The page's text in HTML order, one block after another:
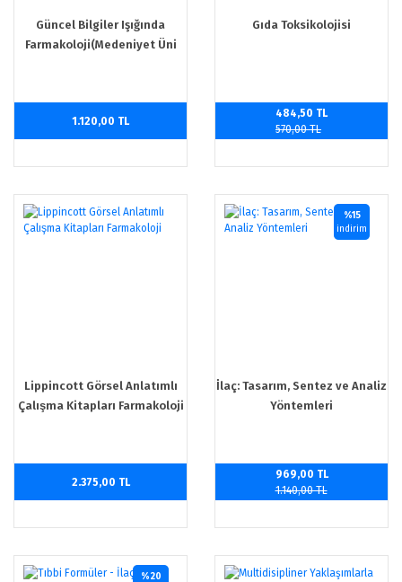
Güncel Bilgiler Işığında
Farmakoloji(Medeniyet Üni
1.120,00 TL
Gıda Toksikolojisi
484,50 TL
570,00 TL
Lippincott Görsel Anlatımlı
Çalışma Kitapları Farmakoloji
2.375,00 TL
İlaç: Tasarım, Sentez ve Analiz
Yöntemleri
%15
indirim
969,00 TL
1.140,00 TL
%20